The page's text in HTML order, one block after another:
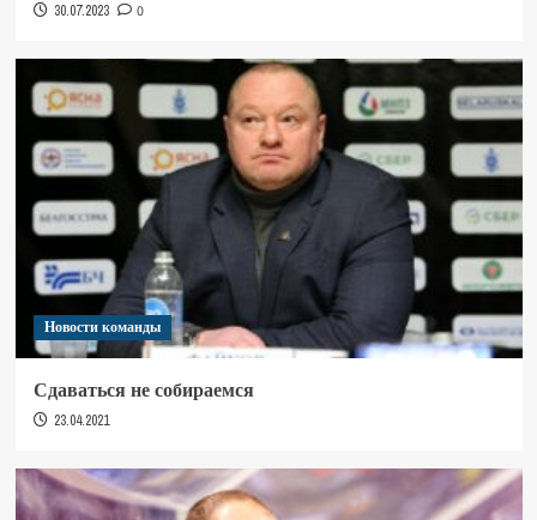
30.07.2023 0
Новости команды
Сдаваться не собираемся
23.04.2021